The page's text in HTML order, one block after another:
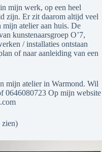
mijn werk, op een heel
zijn. Er zit daarom altijd veel
atelier aan huis. De
kunstenaarsgroep O’7,
/ installaties ontstaan
of naar aanleiding van een
mijn atelier in Warmond. Wil
0646080723 Op mijn website
zien)